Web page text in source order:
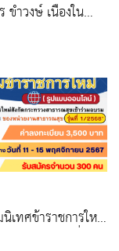
ำวงษ์ เนื่องใน
เทศข้าราชการใหม่
ธารณสุข รุ่นที่ 1